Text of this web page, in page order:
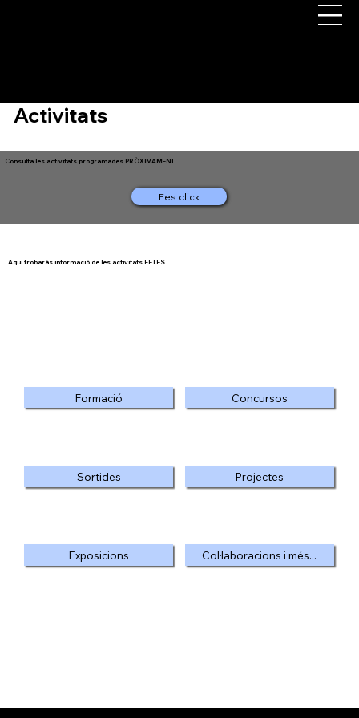
Activitats
Consulta les activitats programades PRÒXIMAMENT
Fes click
Aquí trobaràs informació de les activitats FETES
Formació Concursos
Sortides Projectes
Exposicions Col·laboracions i més...